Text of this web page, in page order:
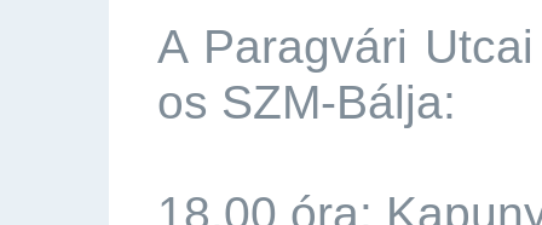
A Paragvári
os SZM-Bálja:
18.00 óra: